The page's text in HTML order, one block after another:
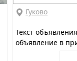
Гуково
Текст
объявление в